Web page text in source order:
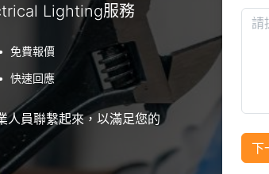
Lighting服務
免費報價
快速回應
人員聯繫起來，以滿足您的
下